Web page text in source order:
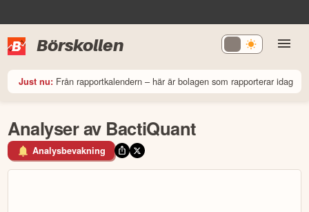
Börskollen
Just nu: Från rapportkalendern – här är bolagen som rapporterar idag
Analyser av BactiQuant
Analysbevakning